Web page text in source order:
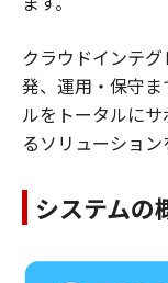
クラウドインテ
発、運用・保守
ルをトータルに
るソリューション
システムの